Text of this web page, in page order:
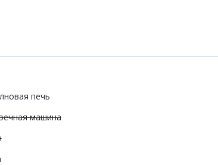
печь
машина